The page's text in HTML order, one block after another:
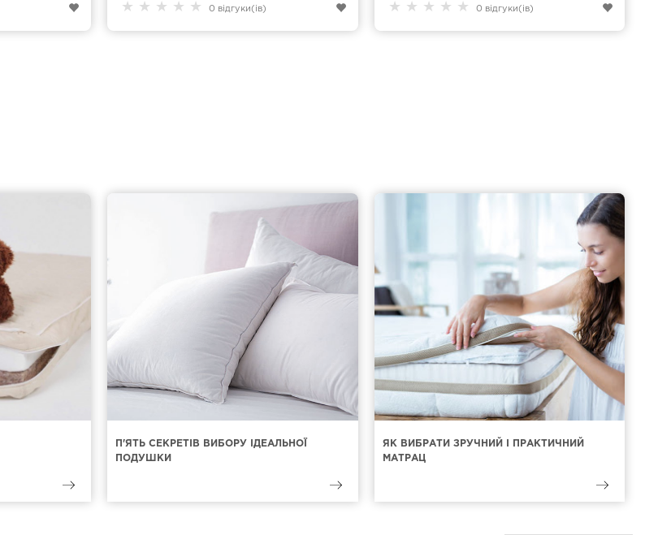
★ ★ ★ ★ ★ 0 відгуки(ів) ★ ★ ★ ★ ★ 0 відгуки(ів)
П'ЯТЬ СЕКРЕТІВ ВИБОРУ ІДЕАЛЬНОЇ
ПОДУШКИ
ЯК ВИБРАТИ ЗРУЧНИЙ І ПРАКТИЧНИЙ
МАТРАЦ